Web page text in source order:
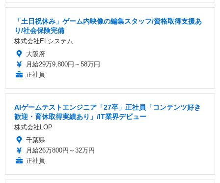
「土日祝休み」ゲーム内映像の編集スタッフ/資格取得支援あ
り/社会保険完備
株式会社ELシステム
大阪府
月給29万9,800円～58万円
正社員
AIゲームテストエンジニア「27卒」正社員「コンテンツ好き
歓迎・育休取得実績あり」/IT業界デビュー
株式会社LOP
千葉県
月給26万800円～32万円
正社員